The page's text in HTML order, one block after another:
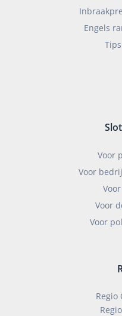
Engels
Voor
Voor
Voor
Voor
Regio